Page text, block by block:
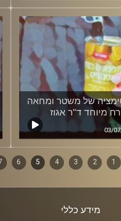
של משטר ומחאה
מיוחד ד"ר אגוז
03/
1
2
3
4
5
6
מידע כללי